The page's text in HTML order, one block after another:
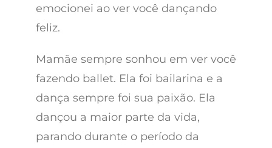
emocionei ao ver você dançando
feliz.
Mamãe sempre sonhou em ver você
fazendo ballet. Ela foi bailarina e a
dança sempre foi sua paixão. Ela
dançou a maior parte da vida,
parando durante o período da